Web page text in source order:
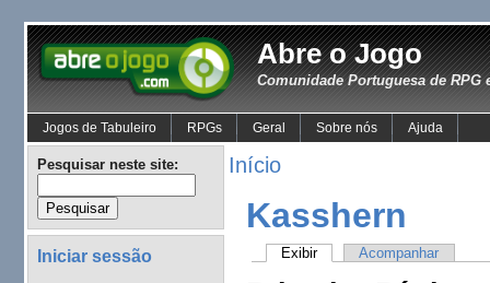
Abre o Jogo
Comunidade Portuguesa de RPG
Jogos de Tabuleiro RPGs Geral Sobre nós Ajuda
Pesquisar neste site:
Iniciar sessão
Início
Kasshern
Exibir Acompanhar